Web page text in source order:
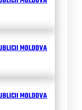
MOLDOVA
MOLDOVA